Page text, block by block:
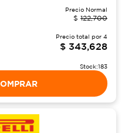
Precio Normal
$ 122,700
Precio total por 4
$ 343,628
Stock:183